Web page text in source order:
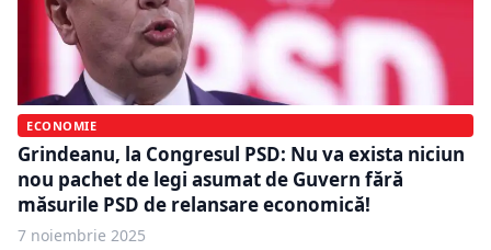
ECONOMIE
Grindeanu, la Congresul PSD: Nu va exista niciun
nou pachet de legi asumat de Guvern fără
măsurile PSD de relansare economică!
7 noiembrie 2025